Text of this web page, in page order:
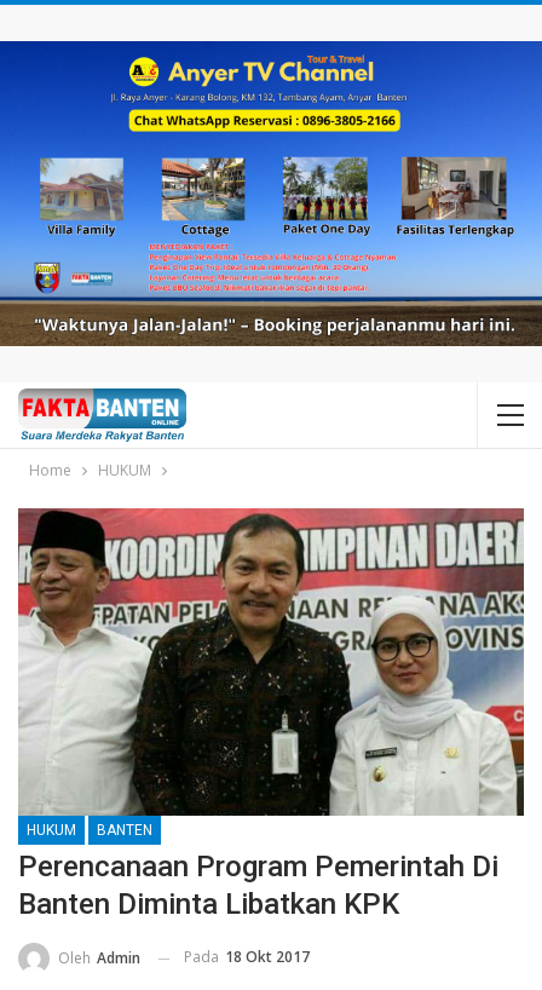
Home HUKUM
HUKUM BANTEN
Perencanaan Program Pemerintah Di
Banten Diminta Libatkan KPK
Oleh Admin Pada 18 Okt 2017